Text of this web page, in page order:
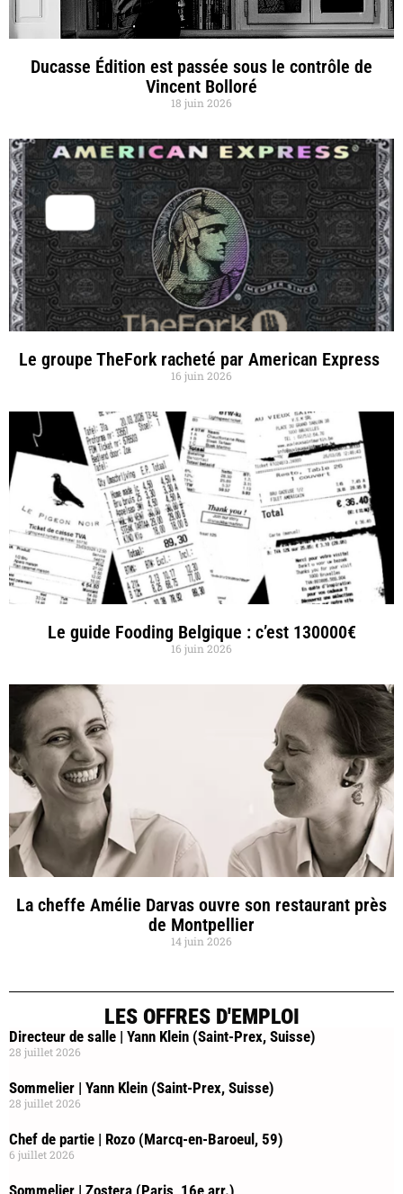
Ducasse Édition est passée sous le contrôle de
Vincent Bolloré
18 juin 2026
Le groupe TheFork racheté par American Express
16 juin 2026
Le guide Fooding Belgique : c’est 130000€
16 juin 2026
La cheffe Amélie Darvas ouvre son restaurant près
de Montpellier
14 juin 2026
LES OFFRES D'EMPLOI
Directeur de salle | Yann Klein (Saint-Prex, Suisse)
28 juillet 2026
Sommelier | Yann Klein (Saint-Prex, Suisse)
28 juillet 2026
Chef de partie | Rozo (Marcq-en-Baroeul, 59)
6 juillet 2026